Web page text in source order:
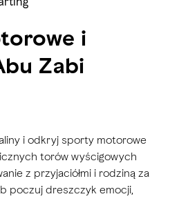
i
Zabi
i odkryj sporty motorowe
torów wyścigowych
z przyjaciółmi i rodziną za
poczuj dreszczyk emocji,